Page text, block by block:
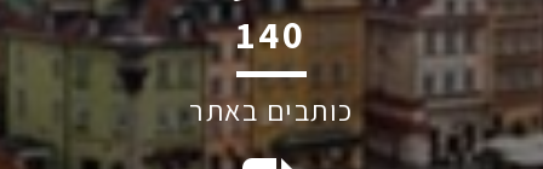
192
כותבים באתר